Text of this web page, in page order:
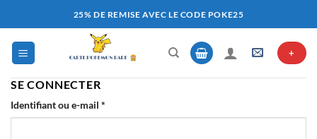
au
contenu
25% DE REMISE AVEC LE CODE POKE25
+
SE CONNECTER
Identifiant ou e-mail *